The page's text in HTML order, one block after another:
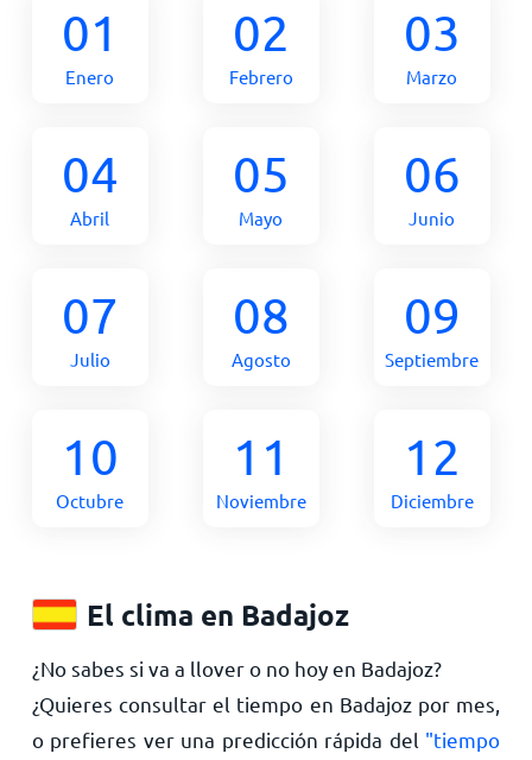
01
Enero
02
Febrero
03
Marzo
04
Abril
05
Mayo
06
Junio
07
Julio
08
Agosto
09
Septiembre
10
Octubre
11
Noviembre
12
Diciembre
El clima en Badajoz
¿No sabes si va a llover o no hoy en Badajoz?
¿Quieres consultar el tiempo en Badajoz por mes,
o prefieres ver una predicción rápida del "tiempo